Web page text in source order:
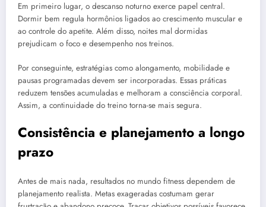
Em primeiro lugar, o descanso noturno exerce papel central.
Dormir bem regula hormônios ligados ao crescimento muscular e
ao controle do apetite. Além disso, noites mal dormidas
prejudicam o foco e desempenho nos treinos.
Por conseguinte, estratégias como alongamento, mobilidade e
pausas programadas devem ser incorporadas. Essas práticas
reduzem tensões acumuladas e melhoram a consciência corporal.
Assim, a continuidade do treino torna-se mais segura.
Consistência e planejamento a longo
prazo
Antes de mais nada, resultados no mundo fitness dependem de
planejamento realista. Metas exageradas costumam gerar